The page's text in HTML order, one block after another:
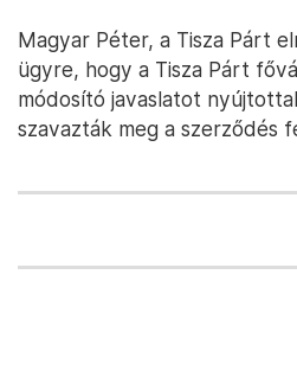
Magyar Péter, a Tisza Párt
ügyre, hogy a Tisza Párt
módosító javaslatot
szavazták meg a szerződés